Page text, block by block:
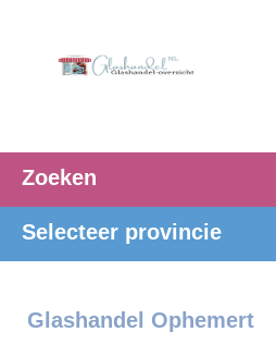
Zoeken
Selecteer provincie
Glashandel Ophemert